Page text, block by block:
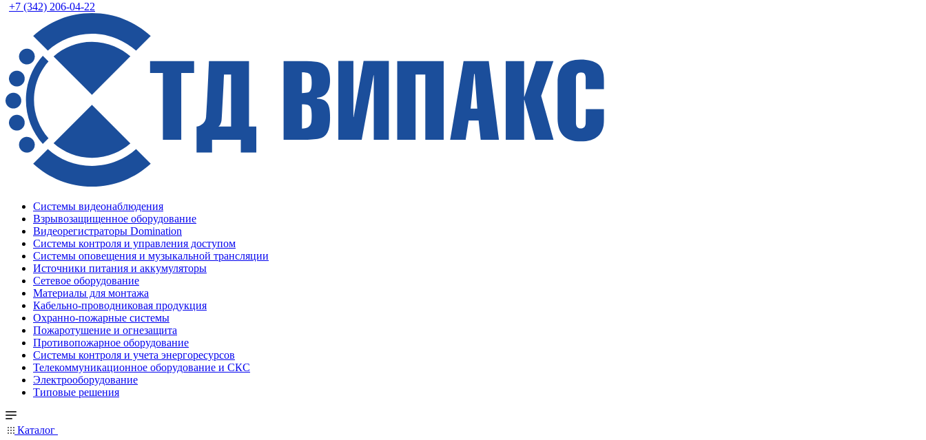
+7 (342) 206-04-22
Системы видеонаблюдения
Взрывозащищенное оборудование
Видеорегистраторы Domination
Системы контроля и управления доступом
Системы оповещения и музыкальной трансляции
Источники питания и аккумуляторы
Сетевое оборудование
Материалы для монтажа
Кабельно-проводниковая продукция
Охранно-пожарные системы
Пожаротушение и огнезащита
Противопожарное оборудование
Системы контроля и учета энергоресурсов
Телекоммуникационное оборудование и СКС
Электрооборудование
Типовые решения
Каталог